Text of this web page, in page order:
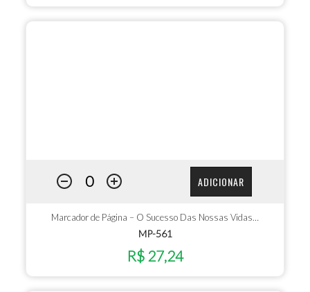
ADICIONAR
Marcador de Página – O Sucesso Das Nossas Vidas…
MP-561
R$ 27,24